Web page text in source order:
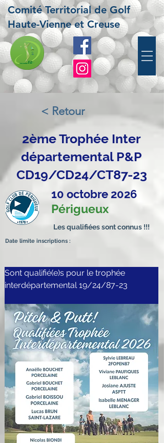
Comité Territorial de Golf
Haute-Vienne et Creuse
< Retour
2ème Trophée Inter
départemental P&P
CD19/CD24/CT87-23
10 octobre 2026
Périgueux
Les qualifiées sont connus !!!
Date limite inscriptions :
Sont qualifié(e)s pour le trophée
interdépartemental 19/24/87-23